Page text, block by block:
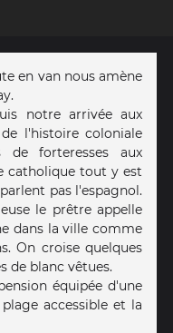
en van nous amène
notre arrivée aux
l'histoire coloniale
de forteresses aux
catholique tout y est
pas l'espagnol.
le prêtre appelle
dans la ville comme
On croise quelques
de blanc vêtues.
équipée d'une
accessible et la